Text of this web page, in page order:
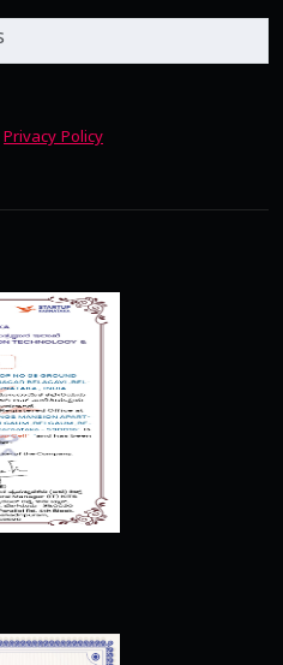
Privacy Policy